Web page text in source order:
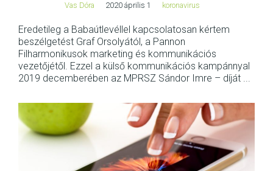
Vas Dóra 2020 április 1 koronavirus
Eredetileg a Babaútlevéllel kapcsolatosan kértem
beszélgetést Graf Orsolyától, a Pannon
Filharmonikusok marketing és kommunikációs
vezetőjétől. Ezzel a külső kommunikációs kampánnyal
2019 decemberében az MPRSZ Sándor Imre – díját ...